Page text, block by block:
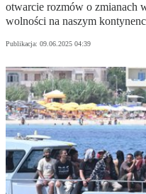
otwarcie rozmów o zmianach
wolności na naszym
Publikacja: 09.06.2025 04:39